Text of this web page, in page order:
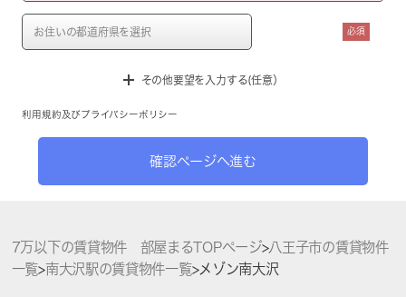
必須
その他要望を入力する(任意）
利用規約 及び プライバシーポリシー
確認ページへ進む
7万以下の賃貸物件 部屋まるTOPページ>八王子市の賃貸物件
一覧>南大沢駅の賃貸物件一覧>メゾン南大沢